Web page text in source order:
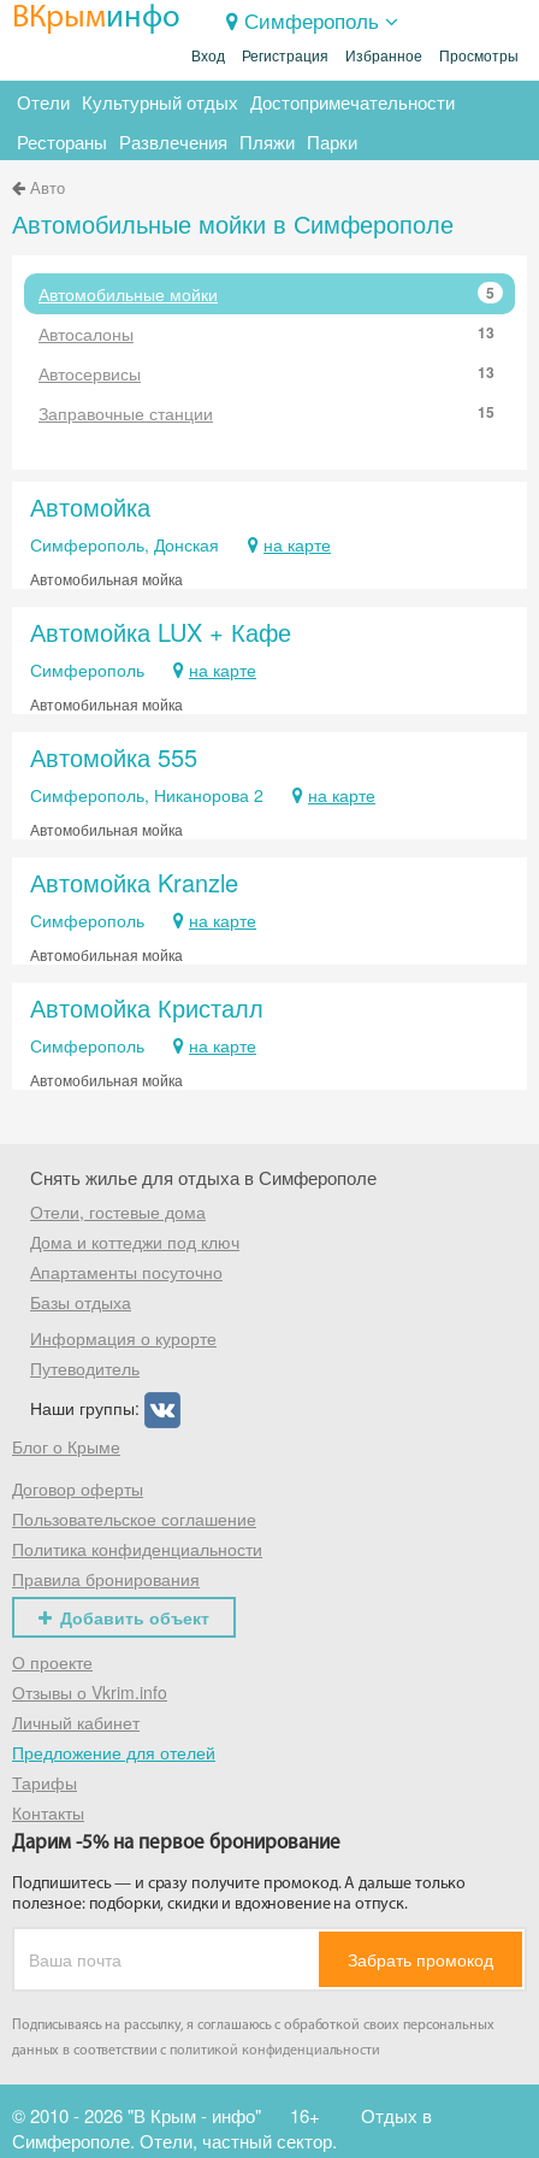
ВКрыминфо Симферополь
Вход Регистрация Избранное Просмотры
Отели Культурный отдых Достопримечательности
Рестораны Развлечения Пляжи Парки
Авто
Автомобильные мойки в Симферополе
Автомобильные мойки 5
Автосалоны 13
Автосервисы 13
Заправочные станции 15
Автомойка
Симферополь, Донская на карте
Автомобильная мойка
Автомойка LUX + Кафе
Симферополь на карте
Автомобильная мойка
Автомойка 555
Симферополь, Никанорова 2 на карте
Автомобильная мойка
Автомойка Kranzle
Симферополь на карте
Автомобильная мойка
Автомойка Кристалл
Симферополь на карте
Автомобильная мойка
Снять жилье для отдыха в Симферополе
Отели, гостевые дома
Дома и коттеджи под ключ
Апартаменты посуточно
Базы отдыха
Информация о курорте
Путеводитель
Наши группы:
Блог о Крыме
Договор оферты
Пользовательское соглашение
Политика конфиденциальности
Правила бронирования
Добавить объект
О проекте
Отзывы о Vkrim.info
Личный кабинет
Предложение для отелей
Тарифы
Контакты
Дарим -5% на первое бронирование
Подпишитесь — и сразу получите промокод. А дальше только
полезное: подборки, скидки и вдохновение на отпуск.
Забрать промокод
Подписываясь на рассылку, я соглашаюсь с обработкой своих персональных
данных в соответствии с политикой конфиденциальности
© 2010 - 2026 "В Крым - инфо" 16+
Отдых в
Симферополе. Отели, частный сектор.
Хочешь дешевле? Оставь почту и получи
промокод на первое бронирование!